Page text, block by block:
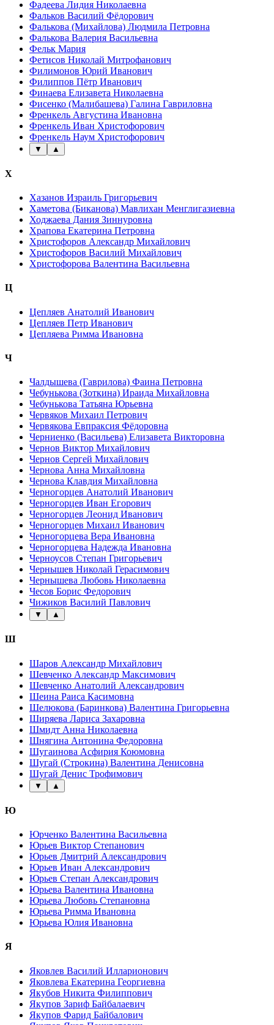
Фадеева Лидия Николаевна
Фальков Василий Фёдорович
Фалькова (Михайлова) Людмила Петровна
Фалькова Валерия Васильевна
Фельк Мария
Фетисов Николай Митрофанович
Филимонов Юрий Иванович
Филиппов Пётр Иванович
Финаева Елизавета Николаевна
Фисенко (Малибашева) Галина Гавриловна
Френкель Августина Ивановна
Френкель Иван Христофорович
Френкель Наум Христофорович
▼ ▲
Х
Хазанов Израиль Григорьевич
Хаметова (Биканова) Мавлихан Менглигазиевна
Ходжаева Дания Зиннуровна
Храпова Екатерина Петровна
Христофоров Александр Михайлович
Христофоров Василий Михайлович
Христофорова Валентина Васильевна
Ц
Цепляев Анатолий Иванович
Цепляев Петр Иванович
Цепляева Римма Ивановна
Ч
Чалдышева (Гаврилова) Фаина Петровна
Чебунькова (Зоткина) Ираида Михайловна
Чебунькова Татьяна Юрьевна
Червяков Михаил Петрович
Червякова Евпраксия Фёдоровна
Черниенко (Васильева) Елизавета Викторовна
Чернов Виктор Михайлович
Чернов Сергей Михайлович
Чернова Анна Михайловна
Чернова Клавдия Михайловна
Черногорцев Анатолий Иванович
Черногорцев Иван Егорович
Черногорцев Леонид Иванович
Черногорцев Михаил Иванович
Черногорцева Вера Ивановна
Черногорцева Надежда Ивановна
Черноусов Степан Григорьевич
Чернышев Николай Герасимович
Чернышева Любовь Николаевна
Чесов Борис Федорович
Чижиков Василий Павлович
▼ ▲
Ш
Шаров Александр Михайлович
Шевченко Александр Максимович
Шевченко Анатолий Александрович
Шеина Раиса Касимовна
Шелюкова (Баринкова) Валентина Григорьевна
Ширяева Лариса Захаровна
Шмидт Анна Николаевна
Шнягина Антонина Федоровна
Шугаинова Асфирия Коюмовна
Шугай (Строкина) Валентина Денисовна
Шугай Денис Трофимович
▼ ▲
Ю
Юрченко Валентина Васильевна
Юрьев Виктор Степанович
Юрьев Дмитрий Александрович
Юрьев Иван Александрович
Юрьев Степан Александрович
Юрьева Валентина Ивановна
Юрьева Любовь Степановна
Юрьева Римма Ивановна
Юрьева Юлия Ивановна
Я
Яковлев Василий Илларионович
Яковлева Екатерина Георгиевна
Якубов Никита Филиппович
Якупов Зариф Байбалаевич
Якупов Фарид Байбалович